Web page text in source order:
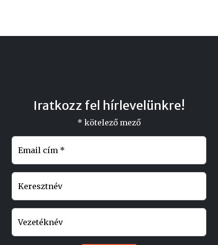
Iratkozz fel hírlevelünkre!
* kötelező mező
Email cím *
Keresztnév
Vezetéknév